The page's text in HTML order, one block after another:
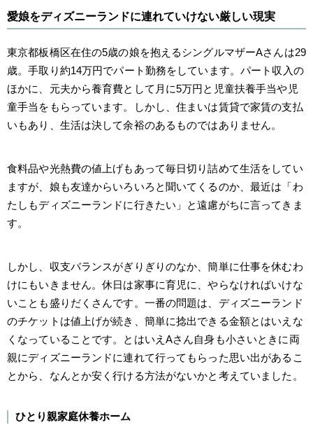
愛娘をディズニーランドに連れていけない厳しい現実
東京都板橋区在住の5歳の娘を抱えるシングルマザーAさんは29
歳。手取り約14万円でパート勤務をしています。パート収入の
ほかに、元夫から養育費として月に5万円と児童扶養手当や児
童手当をもらっています。しかし、住まいは賃貸で家賃の支払
いもあり、生活は決して余裕のあるものではありません。
食料品や光熱費の値上げもあって毎日切り詰めて生活をしてい
ますが、娘も友達からいろいろと聞いてくるのか、最近は「わ
たしもディズニーランドに行きたい」と遠慮がちに言ってきま
す。
しかし、収支バランスがぎりぎりのなか、簡単に仕事を休むわ
けにもいきません。休日は家事に育児に、やらなければいけな
いことも盛りだくさんです。一番の問題は、ディズニーランド
のチケットは値上げが続き、簡単に捻出できる金額とはいえな
くなっていることです。とはいえAさん自身も小さいときに両
親にディズニーランドに連れて行ってもらった思い出があるこ
とから、なんとか安く行ける方法がないかと考えていました。
ひとり親家庭休養ホーム